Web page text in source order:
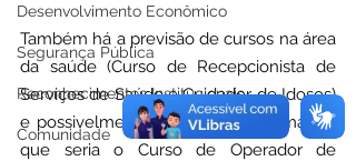
Desenvolvimento Econômico
Segurança Pública
Reconhecimentos Institucionais
Comunidade
Também há a previsão de cursos na área
da saúde (Curso de Recepcionista de
Serviços de Saúde e Cuidador de Idosos)
e possivelmente na área de informática,
que seria o Curso de Operador de